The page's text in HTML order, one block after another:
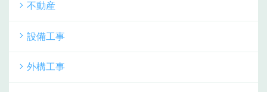
不動産
設備工事
外構工事